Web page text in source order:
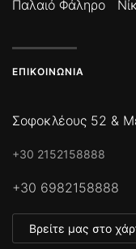
Παλαιό Φάληρο
ΕΠΙΚΟΙΝΩΝΊΑ
Σοφοκλέους 52 &
+30 2152158888
+30 6982158888
Βρείτε μας στο